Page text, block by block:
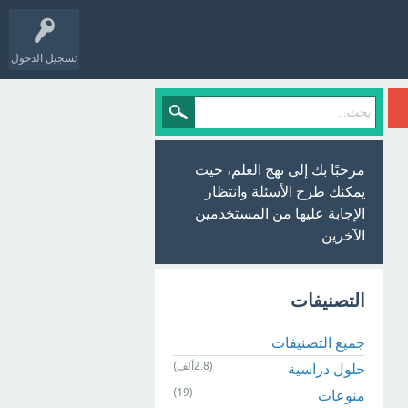
تسجيل الدخول
مرحبًا بك إلى نهج العلم، حيث
يمكنك طرح الأسئلة وانتظار
الإجابة عليها من المستخدمين
الآخرين.
التصنيفات
جميع التصنيفات
حلول دراسية
(2.8ألف)
منوعات (19)